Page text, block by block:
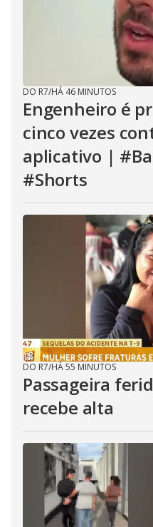
DO R7/HÁ 46 MINUTOS
Engenheiro é
cinco vezes
aplicativo |
#Shorts
DO R7/HÁ 55 MINUTOS
Passageira
recebe alta